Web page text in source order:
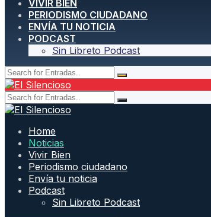
VIVIR BIEN
PERIODISMO CIUDADANO
ENVÍA TU NOTICIA
PODCAST
Sin Libreto Podcast
Home
Noticias
Vivir Bien
Periodismo ciudadano
Envía tu noticia
Podcast
Sin Libreto Podcast